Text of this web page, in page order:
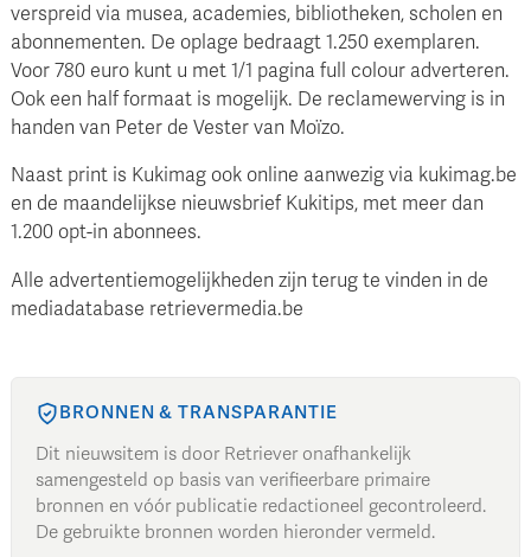
verspreid via musea, academies, bibliotheken, scholen en
abonnementen. De oplage bedraagt 1.250 exemplaren.
Voor 780 euro kunt u met 1/1 pagina full colour adverteren.
Ook een half formaat is mogelijk. De reclamewerving is in
handen van Peter de Vester van Moïzo.
Naast print is Kukimag ook online aanwezig via kukimag.be
en de maandelijkse nieuwsbrief Kukitips, met meer dan
1.200 opt-in abonnees.
Alle advertentiemogelijkheden zijn terug te vinden in de
mediadatabase retrievermedia.be
BRONNEN & TRANSPARANTIE
Dit nieuwsitem is door Retriever onafhankelijk
samengesteld op basis van verifieerbare primaire
bronnen en vóór publicatie redactioneel gecontroleerd.
De gebruikte bronnen worden hieronder vermeld.